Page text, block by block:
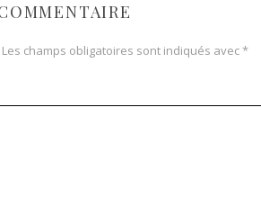
Les champs obligatoires sont indiqués avec*